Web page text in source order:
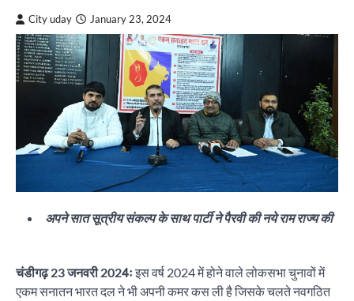
City uday January 23, 2024
अपने सात सूत्रीय संकल्प के साथ पार्टी ने पैरवी की नये राम राज्य की
चंडीगढ़ 23 जनवरी 2024ःइस वर्ष 2024 में होने वाले लोकसभा चुनावों में
एकम सनातन भारत दल ने भी अपनी कमर कस ली है जिसके चलते नवगठित